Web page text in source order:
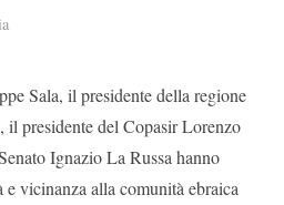
Sala, il presidente della regione
presidente del Copasir Lorenzo
Ignazio La Russa hanno
vicinanza alla comunità ebraica